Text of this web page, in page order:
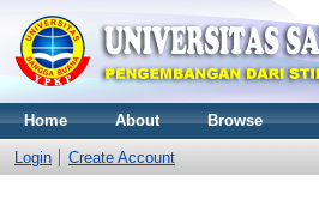
Home About Browse
Login Create Account